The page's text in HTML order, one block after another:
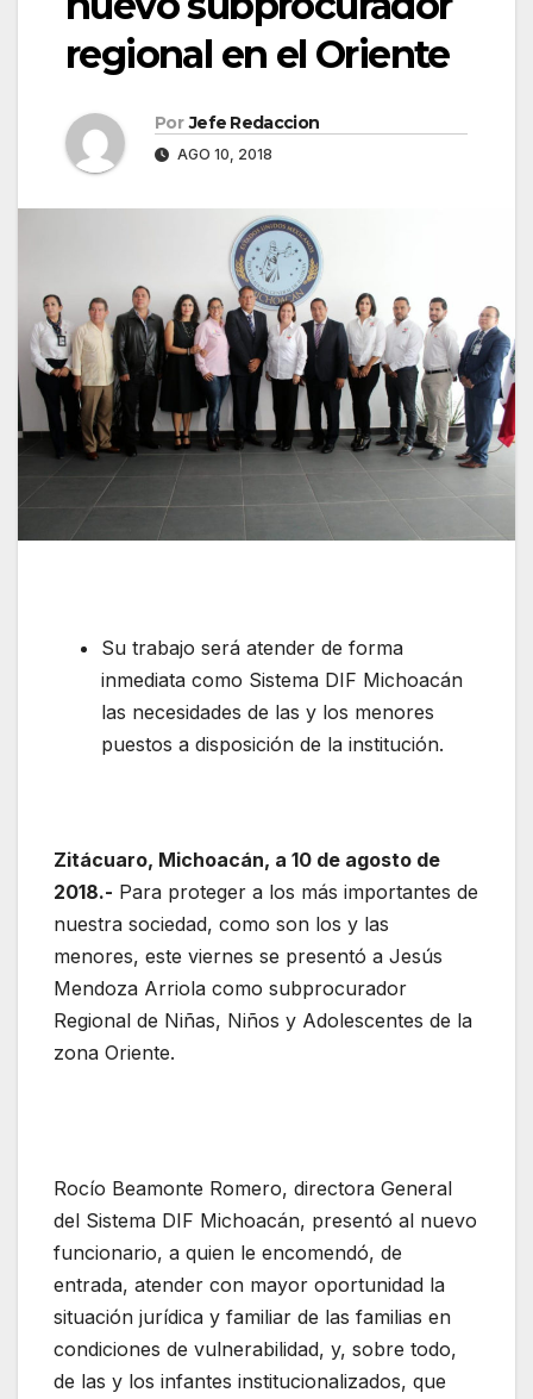
regional en el Oriente
Por Jefe Redaccion
AGO 10, 2018
Su trabajo será atender de forma
inmediata como Sistema DIF Michoacán
las necesidades de las y los menores
puestos a disposición de la institución.
Zitácuaro, Michoacán, a 10 de agosto de
2018.- Para proteger a los más importantes de
nuestra sociedad, como son los y las
menores, este viernes se presentó a Jesús
Mendoza Arriola como subprocurador
Regional de Niñas, Niños y Adolescentes de la
zona Oriente.
Rocío Beamonte Romero, directora General
del Sistema DIF Michoacán, presentó al nuevo
funcionario, a quien le encomendó, de
entrada, atender con mayor oportunidad la
situación jurídica y familiar de las familias en
condiciones de vulnerabilidad, y, sobre todo,
de las y los infantes institucionalizados, que